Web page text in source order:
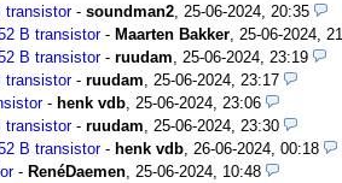
transistor- soundman2, 25-06-2024, 20:35
B transistor- Maarten Bakker, 25-06-2024,
B transistor- ruudam, 25-06-2024, 23:19
transistor- ruudam, 25-06-2024, 23:17
- henk vdb, 25-06-2024, 23:06
transistor- ruudam, 25-06-2024, 23:30
B transistor- henk vdb, 26-06-2024, 00:18
- RenéDaemen, 25-06-2024, 10:48